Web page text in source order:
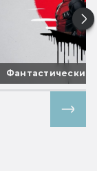
Фантастические